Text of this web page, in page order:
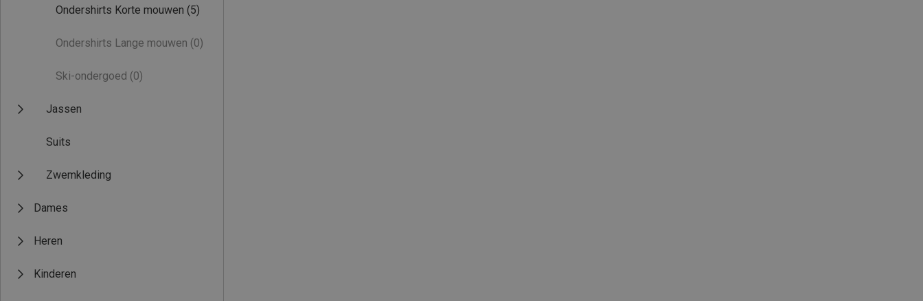
Ondershirts Korte mouwen (5)
Ondershirts Lange mouwen (0)
Ski-ondergoed (0)
Jassen
Suits
Zwemkleding
Dames
Heren
Kinderen